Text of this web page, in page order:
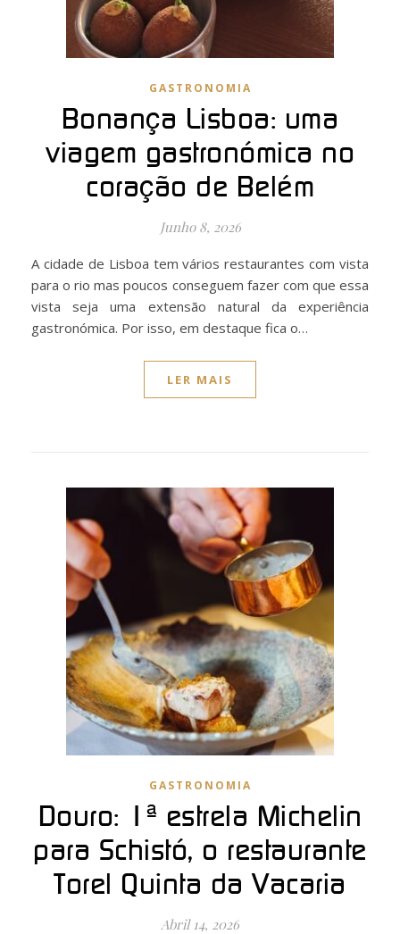
GASTRONOMIA
Bonança Lisboa: uma
viagem gastronómica no
coração de Belém
Junho 8, 2026
A cidade de Lisboa tem vários restaurantes com vista
para o rio mas poucos conseguem fazer com que essa
vista seja uma extensão natural da experiência
gastronómica. Por isso, em destaque fica o…
LER MAIS
GASTRONOMIA
Douro: 1ª estrela Michelin
para Schistó, o restaurante
Torel Quinta da Vacaria
Abril 14, 2026